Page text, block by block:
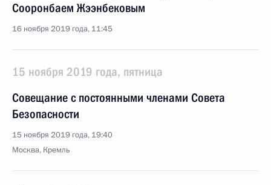
Сооронбаем Жээнбековым
16 ноября 2019 года, 11:45
15 ноября 2019 года, пятница
Совещание с постоянными членами Совета
Безопасности
15 ноября 2019 года, 19:40
Москва, Кремль